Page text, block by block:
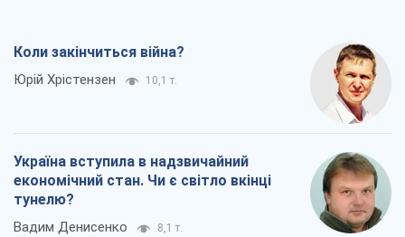
Коли закінчиться війна?
Юрій Хрістензен 10,1 т.
Україна вступила в надзвичайний
економічний стан. Чи є світло вкінці
тунелю?
Вадим Денисенко 8,1 т.